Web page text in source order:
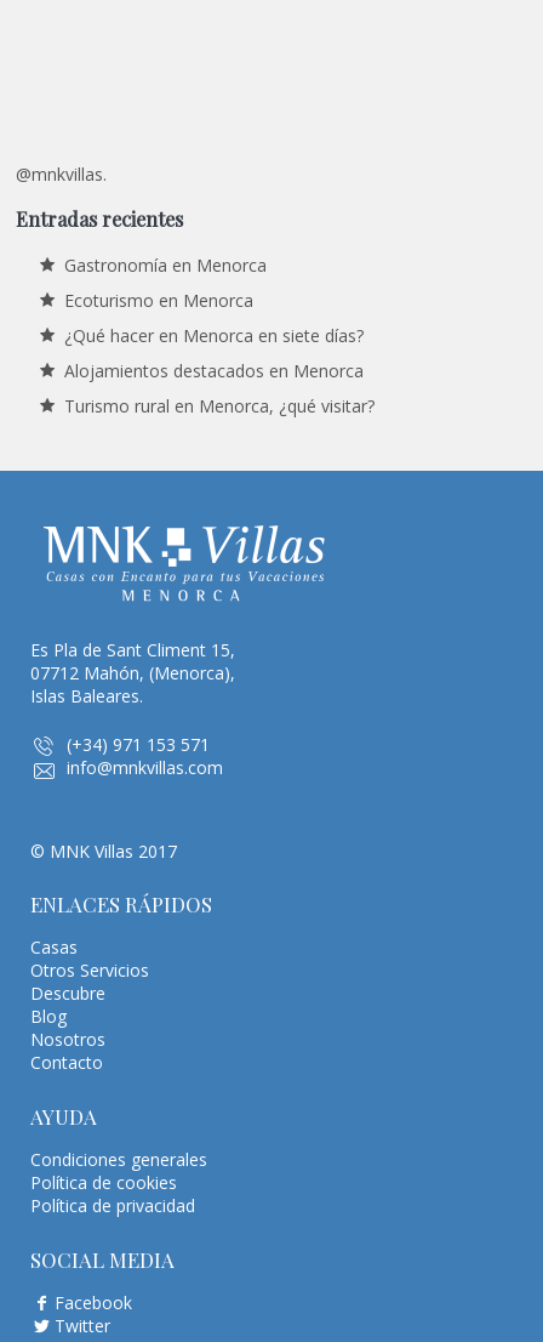
@mnkvillas.
Entradas recientes
Gastronomía en Menorca
Ecoturismo en Menorca
¿Qué hacer en Menorca en siete días?
Alojamientos destacados en Menorca
Turismo rural en Menorca, ¿qué visitar?
Es Pla de Sant Climent 15,
07712 Mahón, (Menorca),
Islas Baleares.
(+34) 971 153 571
info@mnkvillas.com
© MNK Villas 2017
ENLACES RÁPIDOS
Casas
Otros Servicios
Descubre
Blog
Nosotros
Contacto
AYUDA
Condiciones generales
Política de cookies
Política de privacidad
SOCIAL MEDIA
Facebook
Twitter